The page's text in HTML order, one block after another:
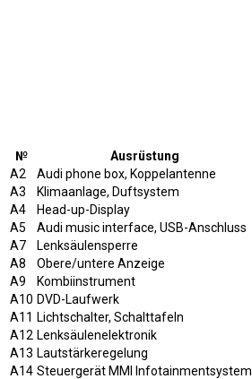
№
Ausrüstung
A2
Audi phone box, Koppelantenne
A3
Klimaanlage, Duftsystem
A4
Head-up-Display
A5
Audi music interface, USB-Anschluss
A7
Lenksäulensperre
A8
Obere/untere Anzeige
A9
Kombiinstrument
A10 DVD-Laufwerk
A11 Lichtschalter, Schalttafeln
A12 Lenksäulenelektronik
A13 Lautstärkeregelung
A14 Steuergerät MMI Infotainmentsystem